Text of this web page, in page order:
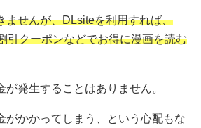
ませんが、DLsiteを利用すれば、
引クーポンなどでお得に漫画を読む
が発生することはありません。
がかかってしまう、という心配もな